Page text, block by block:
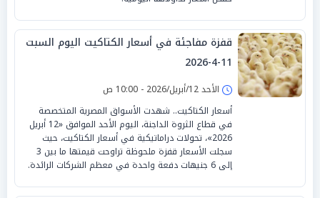
قفزة مفاجئة في أسعار الكتاكيت اليوم السبت
11-4-2026
الأحد 12/أبريل/2026 - 10:00 ص
أسعار الكتاكيت.. شهدت الأسواق المصرية المتخصصة
في قطاع الثروة الداجنة، اليوم الأحد الموافق «12 أبريل
2026»، تحولات دراماتيكية في أسعار الكتاكيت، حيث
سجلت الأسعار قفزة ملحوظة تراوحت قيمتها ما بين 3
إلى 6 جنيهات دفعة واحدة في معظم الشركات الرائدة.